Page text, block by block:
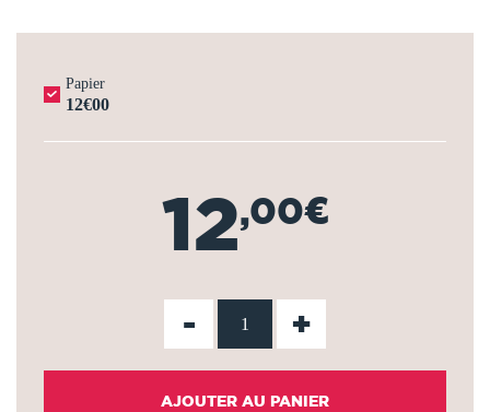
Papier
12€00
12,00€
- +
AJOUTER AU PANIER